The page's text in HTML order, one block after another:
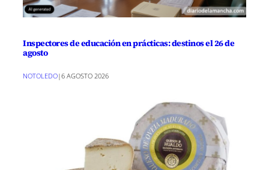
Inspectores de educación en prácticas: destinos el 26 de
agosto
NOTOLEDO|6 AGOSTO 2026